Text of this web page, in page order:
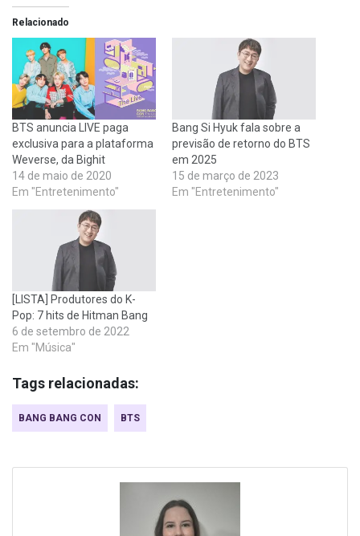
Relacionado
BTS anuncia LIVE paga
exclusiva para a plataforma
Weverse, da Bighit
14 de maio de 2020
Em "Entretenimento"
Bang Si Hyuk fala sobre a
previsão de retorno do BTS
em 2025
15 de março de 2023
Em "Entretenimento"
[LISTA] Produtores do K-
Pop: 7 hits de Hitman Bang
6 de setembro de 2022
Em "Música"
Tags relacionadas:
BANG BANG CON BTS